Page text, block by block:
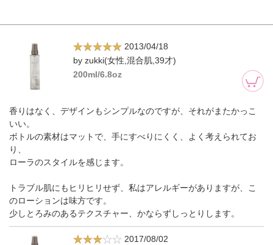
2013/04/18
by zukki(女性,混合肌,39才)
200ml/6.8oz
香りはなく、デザインもシンプルなのですが、それがまたかっこ
いい。
ボトルの素材はマットで、手にすべりにくく、よく考えられてお
り、
ローラのスタイルを感じます。
トラブル肌にもヒリヒリせず、私はアレルギーがありますが、こ
のローションは味方です。
少しとろみのあるテクスチャー、かならずしっとりします。
2017/08/02